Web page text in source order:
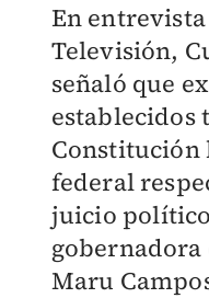
En
Televisión,
señaló que
establecidos
Constitución
federal
juicio
Maru